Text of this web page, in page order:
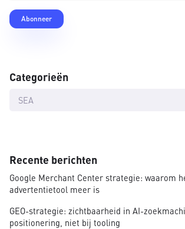
Categorieën
SEA
Recente berichten
Google Merchant Center strategie: waarom
advertentietool meer is
GEO-strategie: zichtbaarheid in AI-
positionering, niet bij tooling